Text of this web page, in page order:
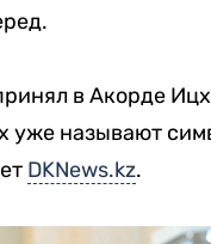
в Акорде
уже называют
DKNews.kz.